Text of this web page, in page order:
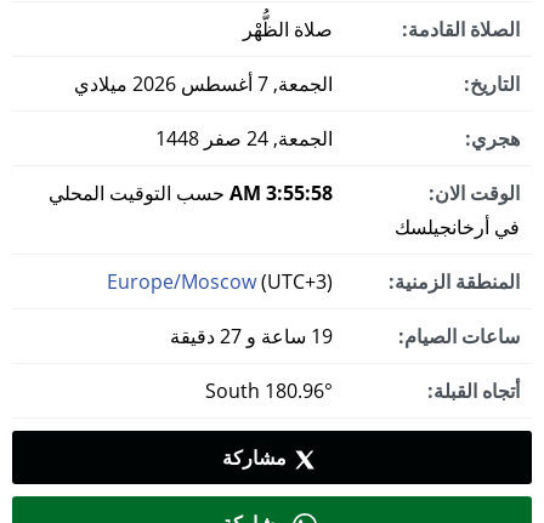
الصلاة القادمة: صلاة الظُّهْر
التاريخ: الجمعة, 7 أغسطس 2026 ميلادي
هجري: الجمعة, 24 صفر 1448
الوقت الان: 3:55:58 AM
حسب التوقيت المحلي
في أرخانجيلسك
المنطقة الزمنية: Europe/Moscow(UTC+3)
ساعات الصيام:
أتجاه القبلة:
مشاركة